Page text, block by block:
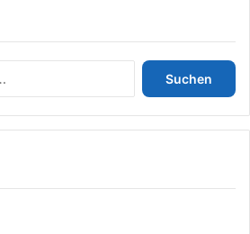
Suchen